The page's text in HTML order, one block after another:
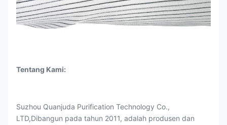
Tentang Kami:
Suzhou Quanjuda Purification Technology Co.,
LTD,Dibangun pada tahun 2011, adalah produsen dan